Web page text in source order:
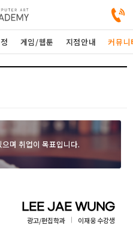
게임/웹툰 지점안내 커뮤니
며 취업이 목표입니다.
LEE JAE WUNG
광고/편집학과 이재웅 수강생